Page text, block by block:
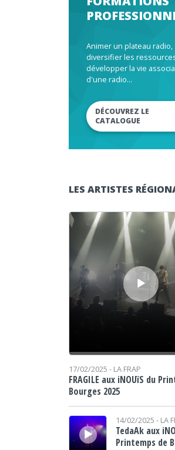
Animer un plateau radio,
diversifier les
développer la vie
d'une radio...
DÉCOUVREZ LE
CATALOGUE
LES ARTISTES
Lecteur audio
17/02/2025 - LA FRAP
FRAGILE aux iNOUïS du
Bourges 2025
Lecteur audio
14/02/2025 - LA
TedaAk aux
Printemps de